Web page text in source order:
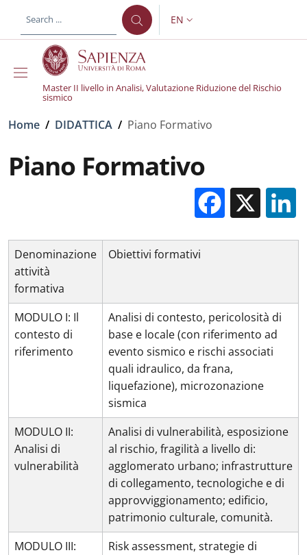
LANGUAGE SWITCHER:
EN
Master II livello in Analisi, Valutazione Riduzione del Rischio
sismico
Breadcrumb
Home / DIDATTICA / Piano Formativo
Piano Formativo
X
Denominazione
attività
formativa
Obiettivi formativi
MODULO I: Il
contesto di
riferimento
Analisi di contesto, pericolosità di
base e locale (con riferimento ad
evento sismico e rischi associati
quali idraulico, da frana,
liquefazione), microzonazione
sismica
MODULO II:
Analisi di
vulnerabilità
Analisi di vulnerabilità, esposizione
al rischio, fragilità a livello di:
agglomerato urbano; infrastrutture
di collegamento, tecnologiche e di
approvviggionamento; edificio,
patrimonio culturale, comunità.
MODULO III:
Risk assessment, strategie di